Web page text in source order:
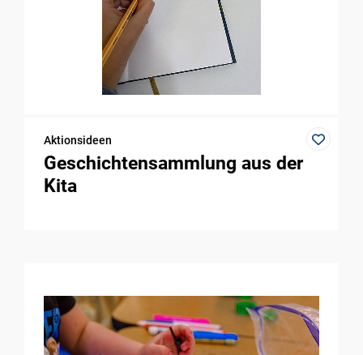
Aktionsideen
Geschichtensammlung aus der
Kita